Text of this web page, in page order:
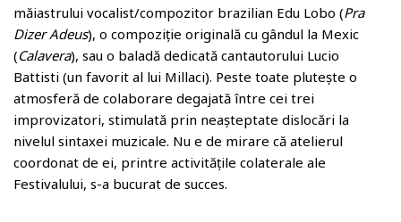
măiastrului vocalist/compozitor brazilian Edu Lobo (Pra
Dizer Adeus), o compoziție originală cu gândul la Mexic
(Calavera), sau o baladă dedicată cantautorului Lucio
Battisti (un favorit al lui Millaci). Peste toate plutește o
atmosferă de colaborare degajată între cei trei
improvizatori, stimulată prin neașteptate dislocări la
nivelul sintaxei muzicale. Nu e de mirare că atelierul
coordonat de ei, printre activitățile colaterale ale
Festivalului, s-a bucurat de succes.